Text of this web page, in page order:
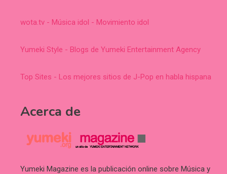
wota.tv - Música idol - Movimiento idol
Yumeki Style - Blogs de Yumeki Entertainment Agency
Top Sites - Los mejores sitios de J-Pop en habla hispana
Acerca de
Yumeki Magazine es la publicación online sobre Música y